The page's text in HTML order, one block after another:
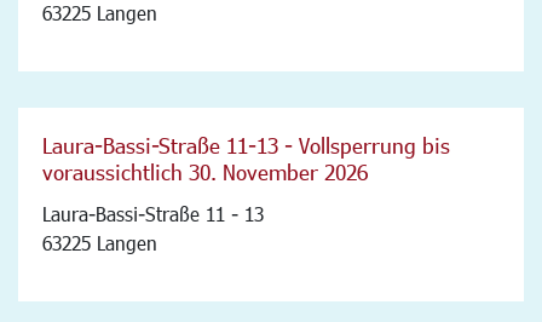
63225 Langen
Laura-Bassi-Straße 11-13 - Vollsperrung bis
voraussichtlich 30. November 2026
Laura-Bassi-Straße 11 - 13
63225 Langen